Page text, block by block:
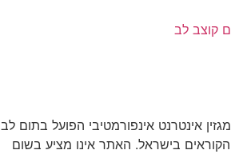
קוצב לב
אינטרנט אינפורמטיבי הפועל בתום לב
בישראל. האתר אינו מציע בשום